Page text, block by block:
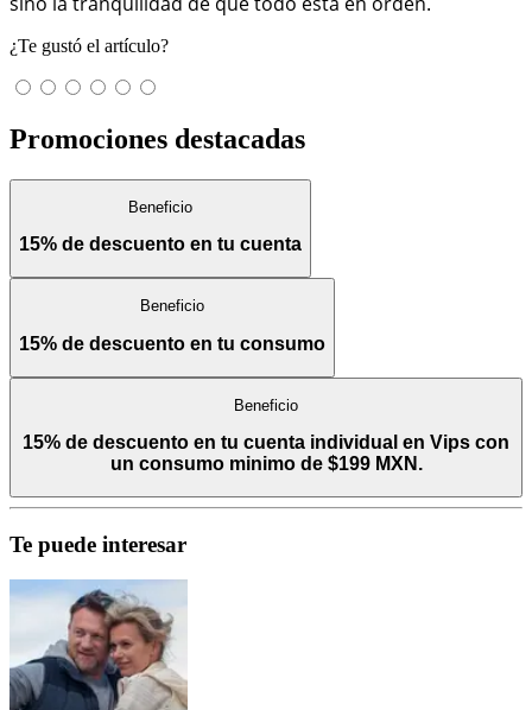
¿Te gustó el artículo?
Promociones destacadas
Beneficio
15% de descuento en tu cuenta
Beneficio
15% de descuento en tu consumo
Beneficio
15% de descuento en tu cuenta individual en Vips con
un consumo minimo de $199 MXN.
Te puede interesar